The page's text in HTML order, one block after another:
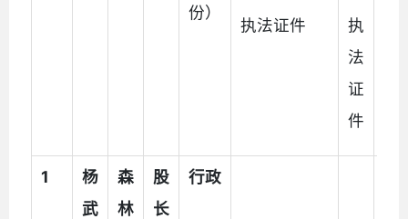
份）
执法证件
执
法
证
件
1
杨
武
森
林
股
长
行政